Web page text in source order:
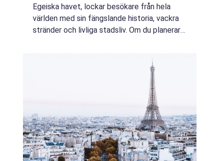
Egeiska havet, lockar besökare från hela
världen med sin fängslande historia, vackra
stränder och livliga stadsliv. Om du planerar